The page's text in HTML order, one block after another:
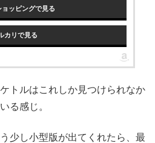
ッピングで見る
カリで見る
トルはこれしか見つけられなか
る感じ。
少し小型版が出てくれたら、最